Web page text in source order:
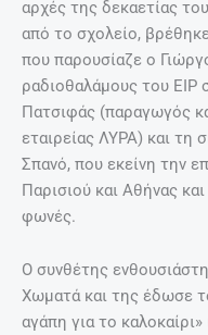
αρχές της δεκαετίας
από το σχολείο,
που παρουσίαζε ο
ραδιοθαλάμους του ΕΙΡ
Πατσιφάς (παραγωγός
εταιρείας ΛΥΡΑ) και τη
Σπανό, που εκείνη την
Παρισιού και Αθήνας
φωνές.
Ο συνθέτης
Χωματά και της έδωσε
αγάπη για το